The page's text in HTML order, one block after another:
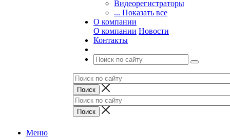
Видеорегистраторы
... Показать все
О компании
О компании Новости
Контакты
Меню